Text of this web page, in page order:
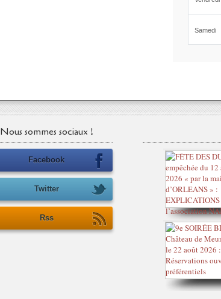
Nous sommes sociaux !
Facebook
Twitter
Rss